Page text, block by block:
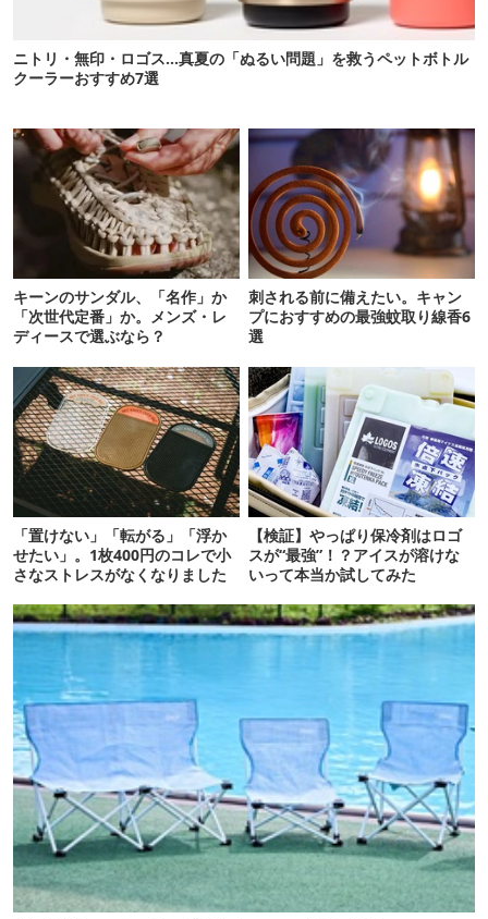
ニトリ・無印・ロゴス…真夏の「ぬるい問題」を救うペットボトル
クーラーおすすめ7選
キーンのサンダル、「名作」か
「次世代定番」か。メンズ・レ
ディースで選ぶなら？
刺される前に備えたい。キャン
プにおすすめの最強蚊取り線香6
選
「置けない」「転がる」「浮か
せたい」。1枚400円のコレで小
さなストレスがなくなりました
【検証】やっぱり保冷剤はロゴ
スが“最強”！？アイスが溶けな
いって本当か試してみた